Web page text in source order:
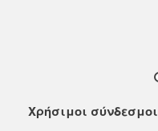
Χρήσιμοι σύνδεσμοι